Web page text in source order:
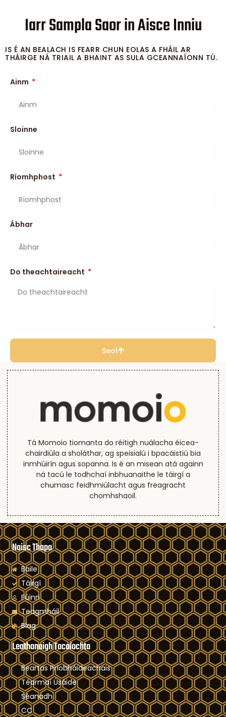
Iarr Sampla Saor in Aisce Inniu
IS É AN BEALACH IS FEARR CHUN EOLAS A FHÁIL AR
THÁIRGE NÁ TRIAIL A BHAINT AS SULA GCEANNAÍONN TÚ.
Ainm
Sloinne
Ríomhphost
Ábhar
Do theachtaireacht
Seol
Tá Momoio tiomanta do réitigh nuálacha éicea-
chairdiúla a sholáthar, ag speisialú i bpacáistiú bia
inmhúirín agus sopanna. Is é an misean atá againn
ná tacú le todhchaí inbhuanaithe le táirgí a
chumasc feidhmiúlacht agus freagracht
chomhshaoil.
Naisc Thapa
Baile
Táirgí
Fúinn
Teagmháil
Blag
Leathanaigh Tacaíochta
Beartas Príobháideachais
Téarmaí Úsáide
Séanadh
CC